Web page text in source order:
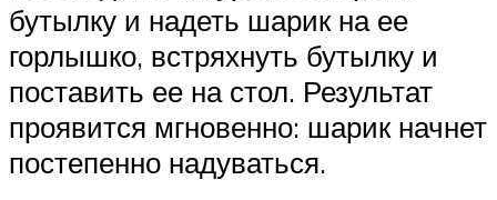
бутылку и надеть шарик на ее
горлышко, встряхнуть бутылку и
поставить ее на стол. Результат
проявится мгновенно: шарик начнет
постепенно надуваться.